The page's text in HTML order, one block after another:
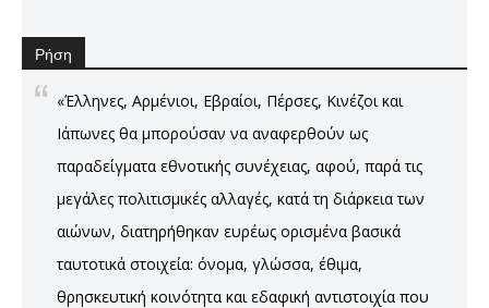
Ρήση
«Έλληνες, Αρμένιοι, Εβραίοι, Πέρσες, Κινέζοι και
Ιάπωνες θα μπορούσαν να αναφερθούν ως
παραδείγματα εθνοτικής συνέχειας, αφού, παρά τις
μεγάλες πολιτισμικές αλλαγές, κατά τη διάρκεια των
αιώνων, διατηρήθηκαν ευρέως ορισμένα βασικά
ταυτοτικά στοιχεία: όνομα, γλώσσα, έθιμα,
θρησκευτική κοινότητα και εδαφική αντιστοιχία που